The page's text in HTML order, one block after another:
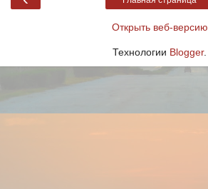
Открыть веб-версию
Технологии Blogger.